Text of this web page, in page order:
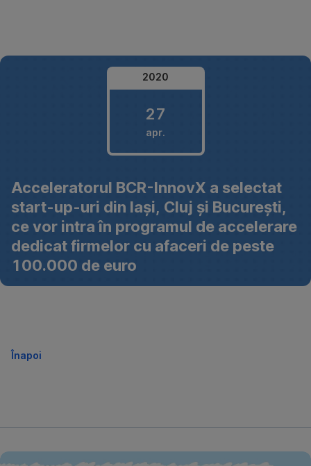
2020
27
apr.
27
2020
Acceleratorul BCR-InnovX a selectat
start-up-uri din Iași, Cluj și București,
ce vor intra în programul de accelerare
dedicat firmelor cu afaceri de peste
100.000 de euro
Înapoi